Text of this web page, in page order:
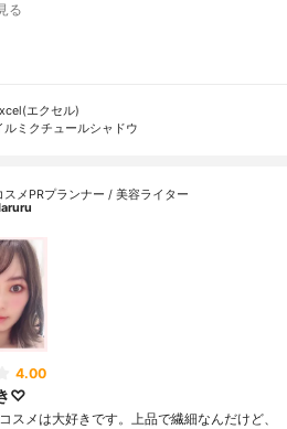
る
エクセル)
ルミクチュールシャドウ
スメPRプランナー / 美容ライター
4.00
♡
スメは大好きです。上品で繊細なんだけど、